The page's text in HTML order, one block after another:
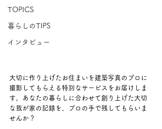
TOPICS
暮らしのTIPS
インタビュー
大切に作り上げたお住まいを建築写真のプロに
撮影してもらえる特別なサービスをお届けしま
す。あなたの暮らしに合わせて創り上げた大切
な我が家の記録を、プロの手で残してもらいま
せんか？